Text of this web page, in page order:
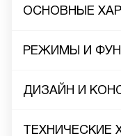
ОСНОВНЫЕ
РЕЖИМЫ И
ДИЗАЙН И
ТЕХНИЧЕСКИЕ